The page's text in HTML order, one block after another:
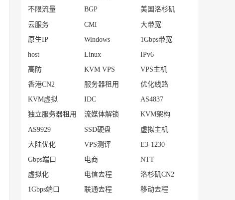
不限流量 BGP 美国洛杉矶
云服务 CMI 大带宽
原生IP Windows 1Gbps带宽
host Linux IPv6
高防 KVM VPS VPS主机
香港CN2 服务器租用 优化线路
KVM虚拟 IDC AS4837
独立服务器租用 流媒体解锁 KVM架构
AS9929 SSD硬盘 虚拟主机
大陆优化 VPS测评 E3-1230
Gbps端口 电商 NTT
虚拟化 电信去程 洛杉矶CN2
1Gbps端口 联通去程 移动去程